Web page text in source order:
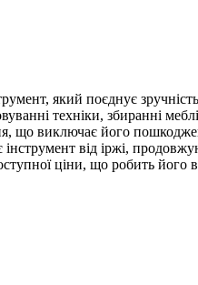
який поєднує зручність
техніки, збиранні
виключає його
від іржі,
ціни, що робить його